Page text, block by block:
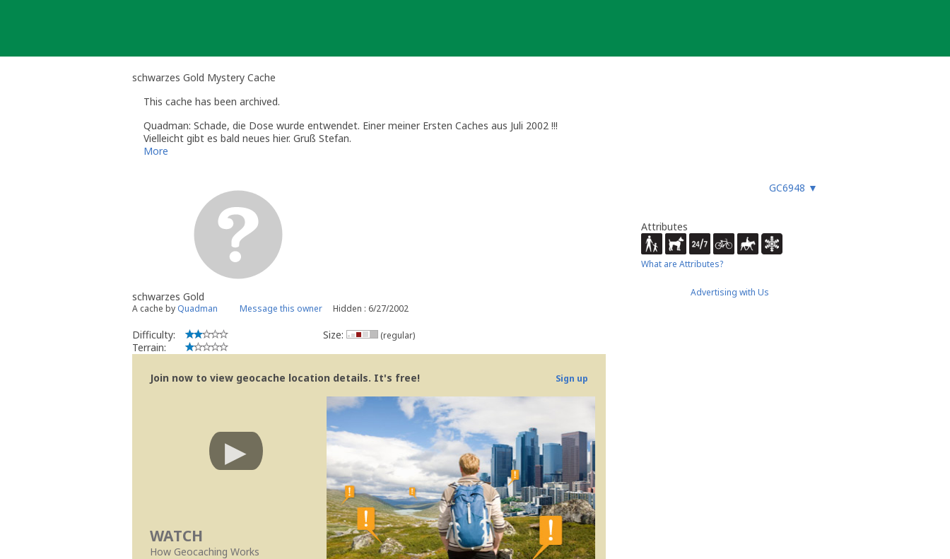
schwarzes Gold Mystery Cache
This cache has been archived.
Quadman: Schade, die Dose wurde entwendet. Einer meiner Ersten Caches aus Juli 2002 !!!
Vielleicht gibt es bald neues hier. Gruß Stefan.
More
GC6948 ▼
schwarzes Gold
A cache by Quadman Message this owner Hidden : 6/27/2002
Difficulty:
Terrain:
Size: (regular)
Join now to view geocache location details. It's free! Sign up
WATCH
How Geocaching Works
Attributes
What are Attributes?
Advertising with Us